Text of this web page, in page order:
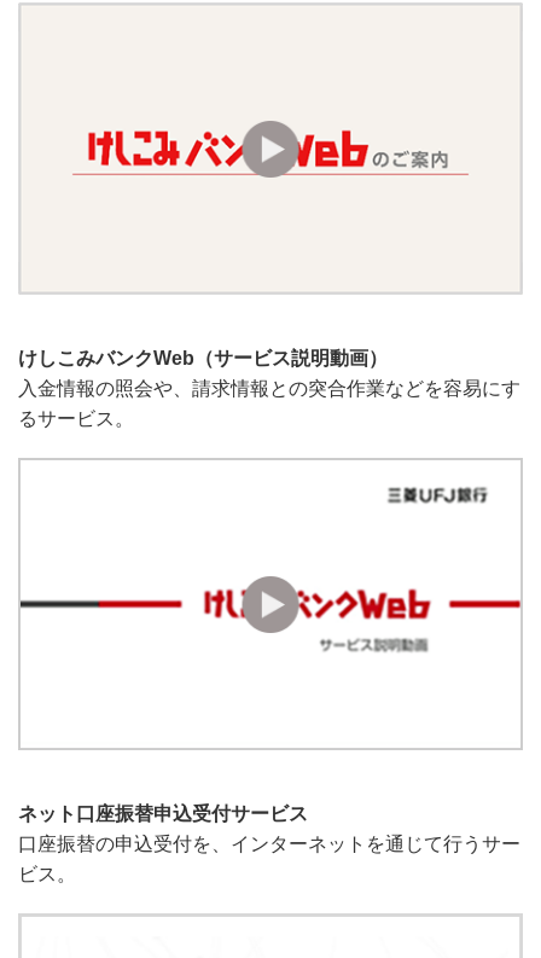
けしこみバンクWeb（サービス説明動画）
入金情報の照会や、請求情報との突合作業などを容易にす
るサービス。
ネット口座振替申込受付サービス
口座振替の申込受付を、インターネットを通じて行うサー
ビス。